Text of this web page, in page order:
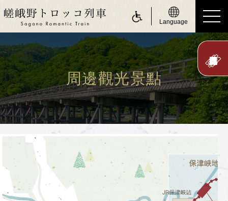
Language
ride a Sagano Romantic Train
搭乘遊覽小火車
行駛日
時刻表
票價、乘車券
座位
身體障礙人士（無障礙服務）
about Sagano Romantic Train
周邊觀光景點